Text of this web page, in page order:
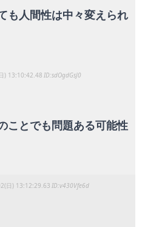
も人間性は中々変えられ
) 13:10:42.48 sdOgdGsJ0
ことでも問題ある可能性
日) 13:12:29.63 v430Vfe6d